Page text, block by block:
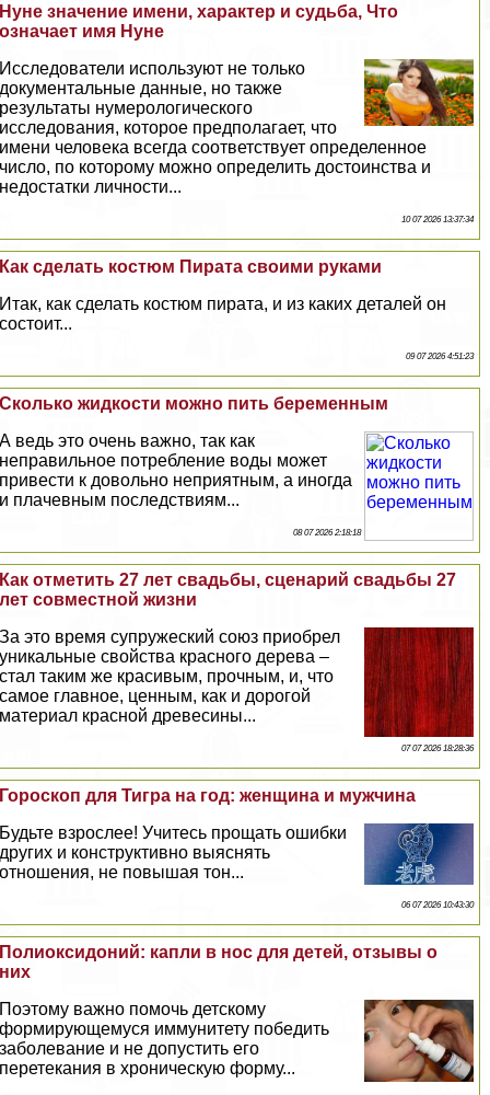
Нуне значение имени, хаpaктер и судьба, Что
означает имя Нуне
Исследователи используют не только
документальные данные, но также
результаты нумерологического
исследования, которое предполагает, что
имени человека всегда соответствует определенное
число, по которому можно определить достоинства и
недостатки личности...
10 07 2026 13:37:34
Как сделать костюм Пирата своими руками
Итак, как сделать костюм пирата, и из каких деталей он
состоит...
09 07 2026 4:51:23
Сколько жидкости можно пить беременным
А ведь это очень важно, так как
неправильное потрeбление воды может
привести к довольно неприятным, а иногда
и плачевным последствиям...
08 07 2026 2:18:18
Как отметить 27 лет свадьбы, сценарий свадьбы 27
лет совместной жизни
За это время супружеский союз приобрел
уникальные свойства красного дерева –
стал таким же красивым, прочным, и, что
самое главное, ценным, как и дорогой
материал красной древесины...
07 07 2026 18:28:36
Гороскоп для Тигра на год: женщина и мужчина
Будьте взрослее! Учитесь прощать ошибки
других и конструктивно выяснять
отношения, не повышая тон...
06 07 2026 10:43:30
Полиоксидоний: капли в нос для детей, отзывы о
них
Поэтому важно помочь детскому
формирующемуся иммунитету победить
заболевание и не допустить его
перетекания в хроническую форму...